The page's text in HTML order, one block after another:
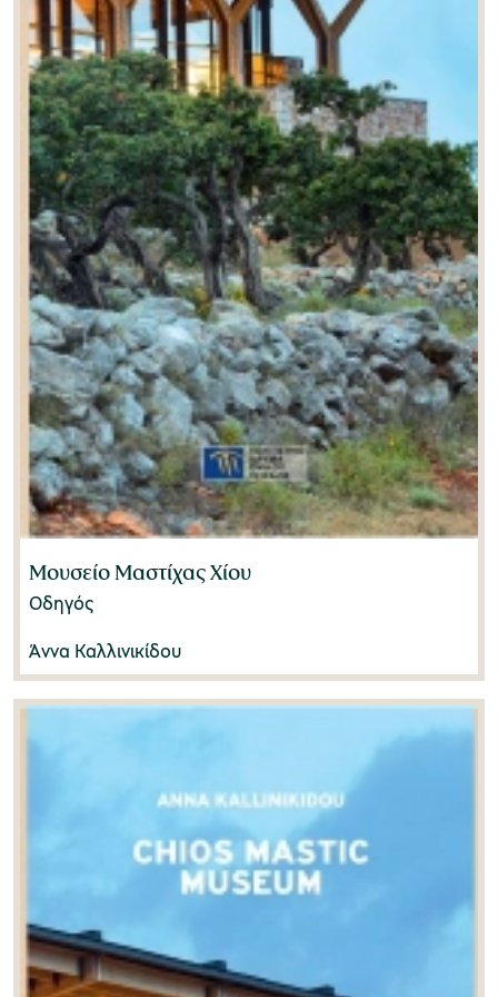
Judith Alfrey(0)
Kornilia Zarkia(1)
Massimo Negri(0)
Michel Sivignon(0)
Michelle L. Stefano (0)
Peter Davis(0)
Rainer Slotta(0)
Sharon Macdonald(0)
Stelios Papadopoulos(1)
Stephanos Nomikos(1)
Μουσείο Μαστίχας Χίου
Οδηγός
Άννα Καλλινικίδου